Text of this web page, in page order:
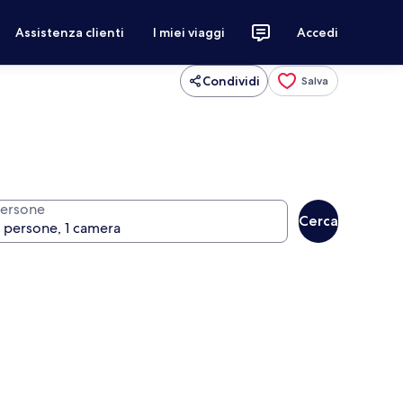
Assistenza clienti I miei viaggi Accedi
Condividi Salva
Cerca